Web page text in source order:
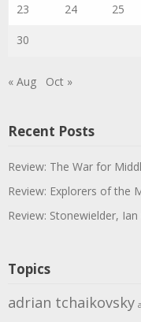
23 24 25
30
« Aug Oct »
Recent Posts
Review: The War for
Review: Explorers of the
Review: Stonewielder,
Topics
adrian tchaikovsky